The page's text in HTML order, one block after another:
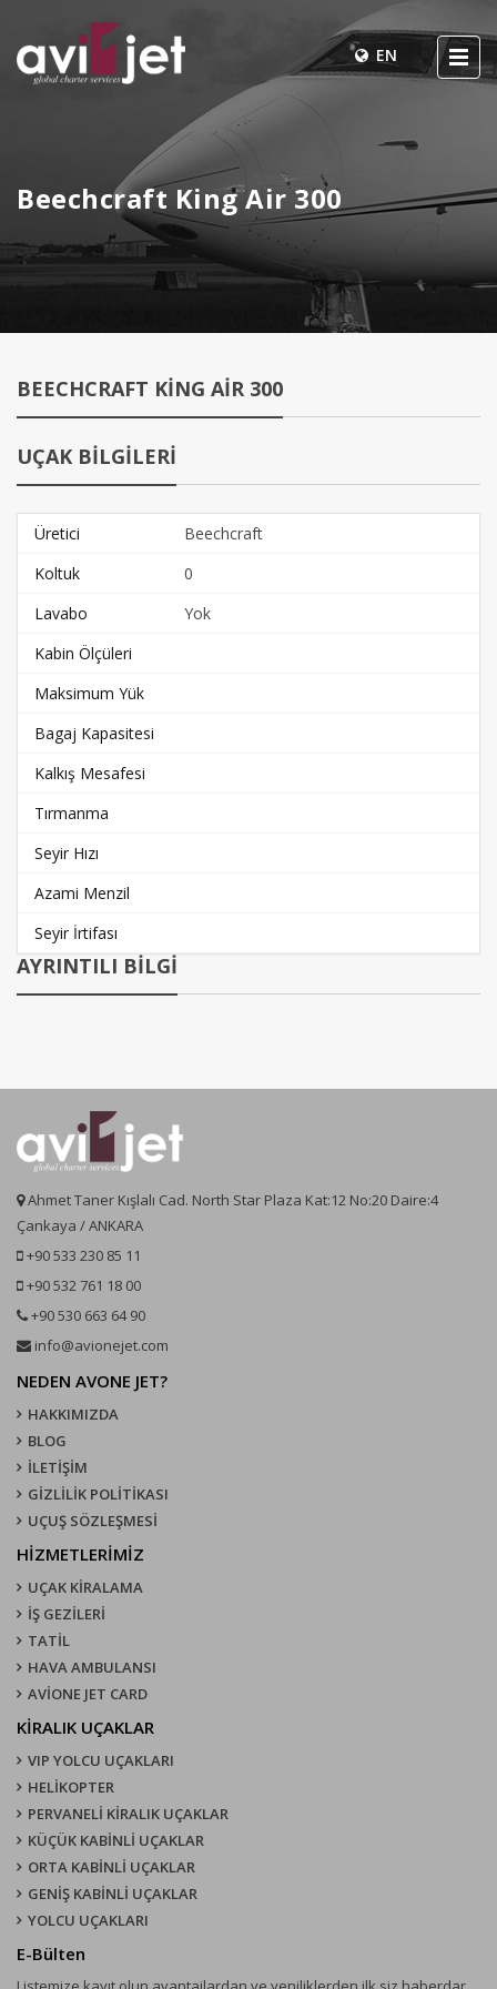
EN
Beechcraft King Air 300
BEECHCRAFT KING AIR 300
UÇAK BİLGİLERİ
Üretici
Beechcraft
Koltuk
0
Lavabo
Yok
Kabin Ölçüleri
Maksimum Yük
Bagaj Kapasitesi
Kalkış Mesafesi
Tırmanma
Seyir Hızı
Azami Menzil
Seyir İrtifası
AYRINTILI BİLGİ
Ahmet Taner Kışlalı Cad. North Star Plaza Kat:12 No:20 Daire:4
Çankaya / ANKARA
+90 533 230 85 11
+90 532 761 18 00
+90 530 663 64 90
info@avionejet.com
NEDEN AVONE JET?
HAKKIMIZDA
BLOG
İLETİŞİM
GİZLİLİK POLİTİKASI
UÇUŞ SÖZLEŞMESI
HİZMETLERİMİZ
UÇAK KIRALAMA
İŞ GEZİLERİ
TATİL
HAVA AMBULANSI
AVİONE JET CARD
KIRALIK UÇAKLAR
VIP YOLCU UÇAKLARI
HELİKOPTER
PERVANELİ KİRALIK UÇAKLAR
KÜÇÜK KABİNLİ UÇAKLAR
ORTA KABİNLİ UÇAKLAR
GENİŞ KABİNLİ UÇAKLAR
YOLCU UÇAKLARI
E-Bülten